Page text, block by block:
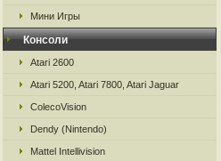
Мини Игры
Консоли
Atari 2600
Atari 5200, Atari 7800, Atari Jaguar
ColecoVision
Dendy (Nintendo)
Mattel Intellivision